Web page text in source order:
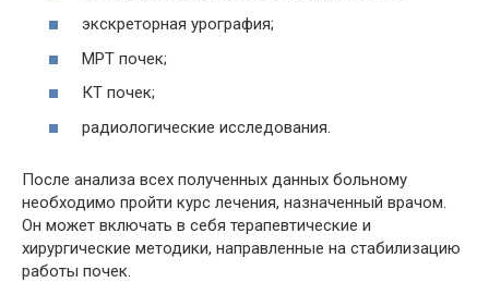
экскреторная урография;
МРТ почек;
КТ почек;
радиологические исследования.
После анализа всех полученных данных больному
необходимо пройти курс лечения, назначенный врачом.
Он может включать в себя терапевтические и
хирургические методики, направленные на стабилизацию
работы почек.